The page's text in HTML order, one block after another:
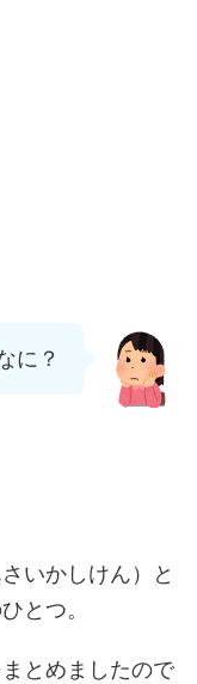
に？
いかしけん）と
とつ。
とめましたので